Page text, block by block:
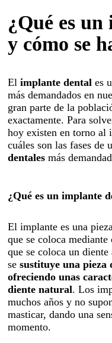
dental
Sillón
¿Qué es
y cómo se
Elimplante dental es
más demandados en
gran parte de la
exactamente. Para
hoy existen en torno al
cuáles son las fases de
dentales más
¿Qué es un implante
El implante es una
que se coloca
que se coloca un
sesustituye una pieza
ofreciendo unas
diente natural. Los
muchos años y no
masticar, dando una
momento.